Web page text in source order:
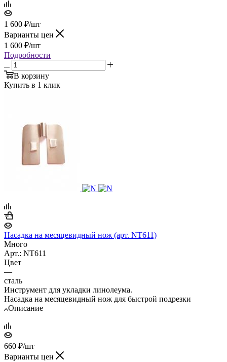
1 600 ₽/шт
Варианты цен
1 600 ₽/шт
Подробности
В корзину
Купить в 1 клик
Насадка на месяцевидный нож (арт. NT611)
Много
Арт.: NT611
Цвет
—
сталь
Инструмент для укладки линолеума.
Насадка на месяцевидный нож для быстрой подрезки
Описание
660 ₽/шт
Варианты цен